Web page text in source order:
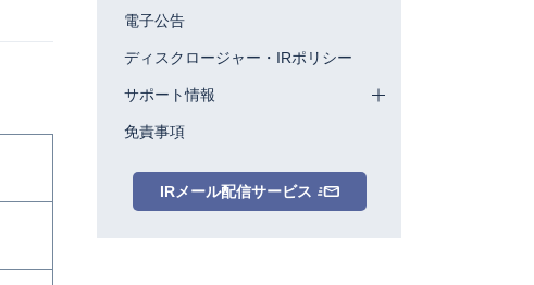
電子公告
ディスクロージャー・IRポリシー
サポート情報
免責事項
IRメール配信サービス